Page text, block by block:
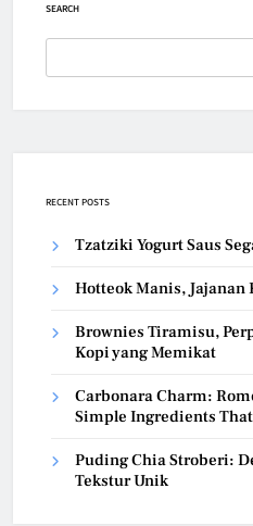
SEARCH
RECENT POSTS
Tzatziki Yogurt Saus
Hotteok Manis,
Brownies Tiramisu,
Kopi yang Memikat
Carbonara Charm:
Simple Ingredients
Puding Chia Stroberi:
Tekstur Unik